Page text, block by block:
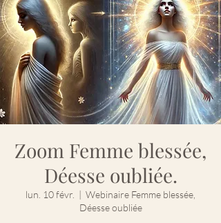
Zoom Femme blessée,
Déesse oubliée.
lun. 10 févr.
  |
Webinaire Femme blessée,
Déesse oubliée